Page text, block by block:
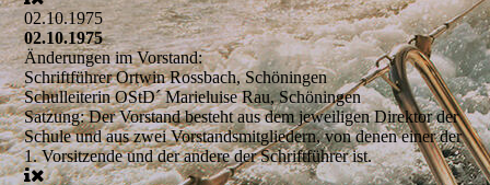
02.10.1975
02.10.1975
Änderungen im Vorstand:
SchriftführerOrtwin Rossbach, Schöningen
SchulleiterinOStD´ Marieluise Rau, Schöningen
Satzung:Der Vorstand besteht aus dem jeweiligen Direktor der
Schule und aus zwei Vorstandsmitgliedern, von denen einer der
1. Vorsitzende und der andere der Schriftführer ist.